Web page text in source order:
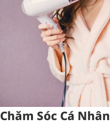
Chăm Sóc Cá Nhân